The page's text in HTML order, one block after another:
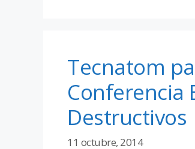
Tecnatom
Conferencia
Destructivos
11 octubre, 2014